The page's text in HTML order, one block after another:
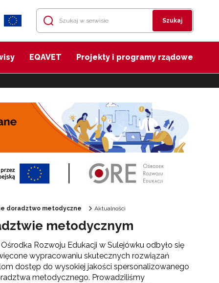
Szukaj
EQAVET Projekty i programy rządowe
doradztwo metodyczne Aktualności
metodycznym
Rozwoju Edukacji w Sulejówku odbyło się
wypracowaniu skutecznych rozwiązań
dostęp do wysokiej jakości spersonalizowanego
metodycznego. Prowadziliśmy